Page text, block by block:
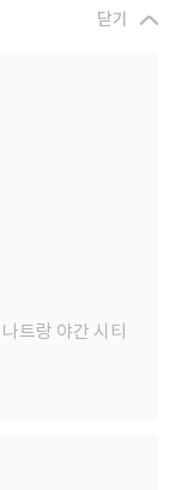
닫기
트랑 야간 시티